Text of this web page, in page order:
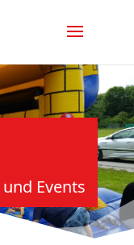
Events